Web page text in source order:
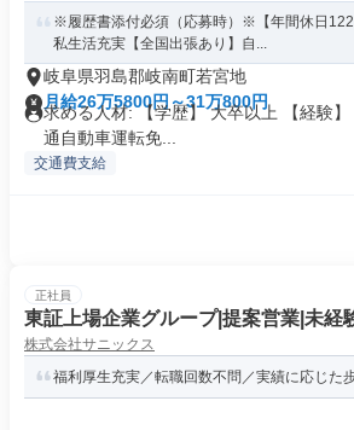
※履歴書添付必須（応募時）※【年間休日122
私生活充実【全国出張あり】自...
岐阜県羽島郡岐南町若宮地
月給26万5800円～31万800円
求める人材: 【学歴】 大卒以上 【経験
通自動車運転免...
交通費支給
正社員
東証上場企業グループ|提案営業|未経
株式会社サニックス
福利厚生充実／転職回数不問／実績に応じた